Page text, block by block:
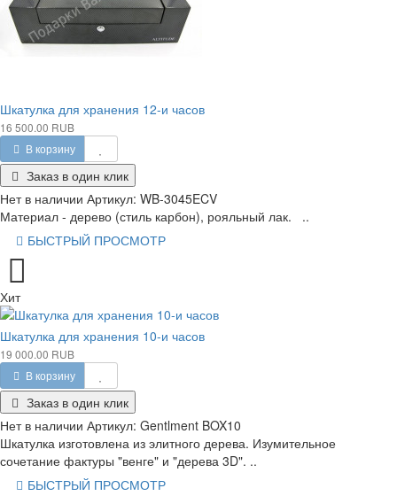
Шкатулка для хранения 12-и часов
16 500.00 RUB
В корзину
Заказ в один клик
Нет в наличии Артикул: WB-3045ECV
Материал - дерево (стиль карбон), рояльный лак. ..
БЫСТРЫЙ ПРОСМОТР
Хит
Шкатулка для хранения 10-и часов
19 000.00 RUB
В корзину
Заказ в один клик
Нет в наличии Артикул: Gentlment BOX10
Шкатулка изготовлена из элитного дерева. Изумительное
сочетание фактуры "венге" и "дерева 3D". ..
БЫСТРЫЙ ПРОСМОТР